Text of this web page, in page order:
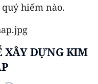
hiếm nào.
XÂY DỰNG KIM